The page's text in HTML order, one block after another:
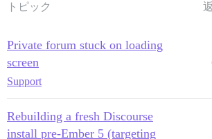
トピック
Private forum stuck on loading
screen
Support
Rebuilding a fresh Discourse
install pre-Ember 5 (targeting